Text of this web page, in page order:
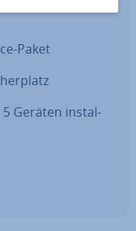
Paket
5 Geräten in­stal­